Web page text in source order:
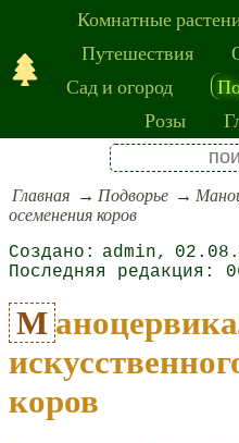
Комнатные
Путешествия
Сад и огород
Розы
Главная Подворье
осеменения коров
admin
Маноцервикальный способ
коров